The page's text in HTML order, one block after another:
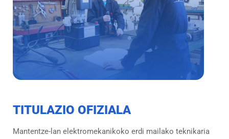
TITULAZIO OFIZIALA
Mantentze-lan elektromekanikoko erdi mailako teknikaria